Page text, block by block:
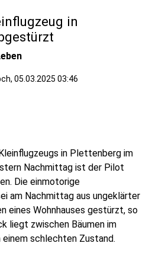
in
05.03.2025 03:46
in Plettenberg im
Nachmittag ist der Pilot
Die einmotorige
am Nachmittag aus ungeklärter
eines Wohnhauses gestürzt, so
liegt zwischen Bäumen im
einem schlechten Zustand.